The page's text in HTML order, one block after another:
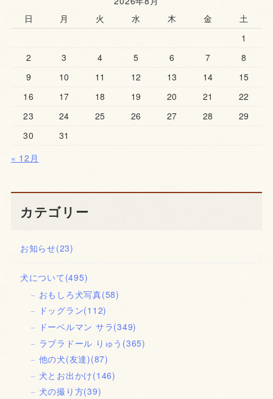
日
月 火 水 木 金
土
1
2
3 4 5 6 7
8
9
10 11 12 13 14
15
16
17 18 19 20 21
22
23
24 25 26 27 28
29
30
31
« 12月
カテゴリー
お知らせ(23)
犬について (495)
おもしろ犬写真(58)
ドッグラン(112)
ドーベルマン サラ(349)
ラブラドール りゅう (365)
他の犬(友達)(87)
犬とお出かけ(146)
犬の撮り方(39)